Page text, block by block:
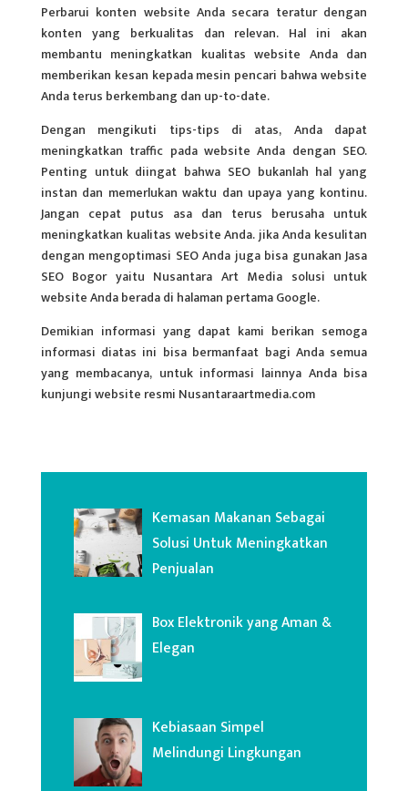
Perbarui konten website Anda secara teratur dengan
konten yang berkualitas dan relevan. Hal ini akan
membantu meningkatkan kualitas website Anda dan
memberikan kesan kepada mesin pencari bahwa website
Anda terus berkembang dan up-to-date.
Dengan mengikuti tips-tips di atas, Anda dapat
meningkatkan traffic pada website Anda dengan SEO.
Penting untuk diingat bahwa SEO bukanlah hal yang
instan dan memerlukan waktu dan upaya yang kontinu.
Jangan cepat putus asa dan terus berusaha untuk
meningkatkan kualitas website Anda. jika Anda kesulitan
dengan mengoptimasi SEO Anda juga bisa gunakan Jasa
SEO Bogor yaitu Nusantara Art Media solusi untuk
website Anda berada di halaman pertama Google.
Demikian informasi yang dapat kami berikan semoga
informasi diatas ini bisa bermanfaat bagi Anda semua
yang membacanya, untuk informasi lainnya Anda bisa
kunjungi website resmi Nusantaraartmedia.com
Kemasan Makanan Sebagai
Solusi Untuk Meningkatkan
Penjualan
Box Elektronik yang Aman &
Elegan
Kebiasaan Simpel
Melindungi Lingkungan